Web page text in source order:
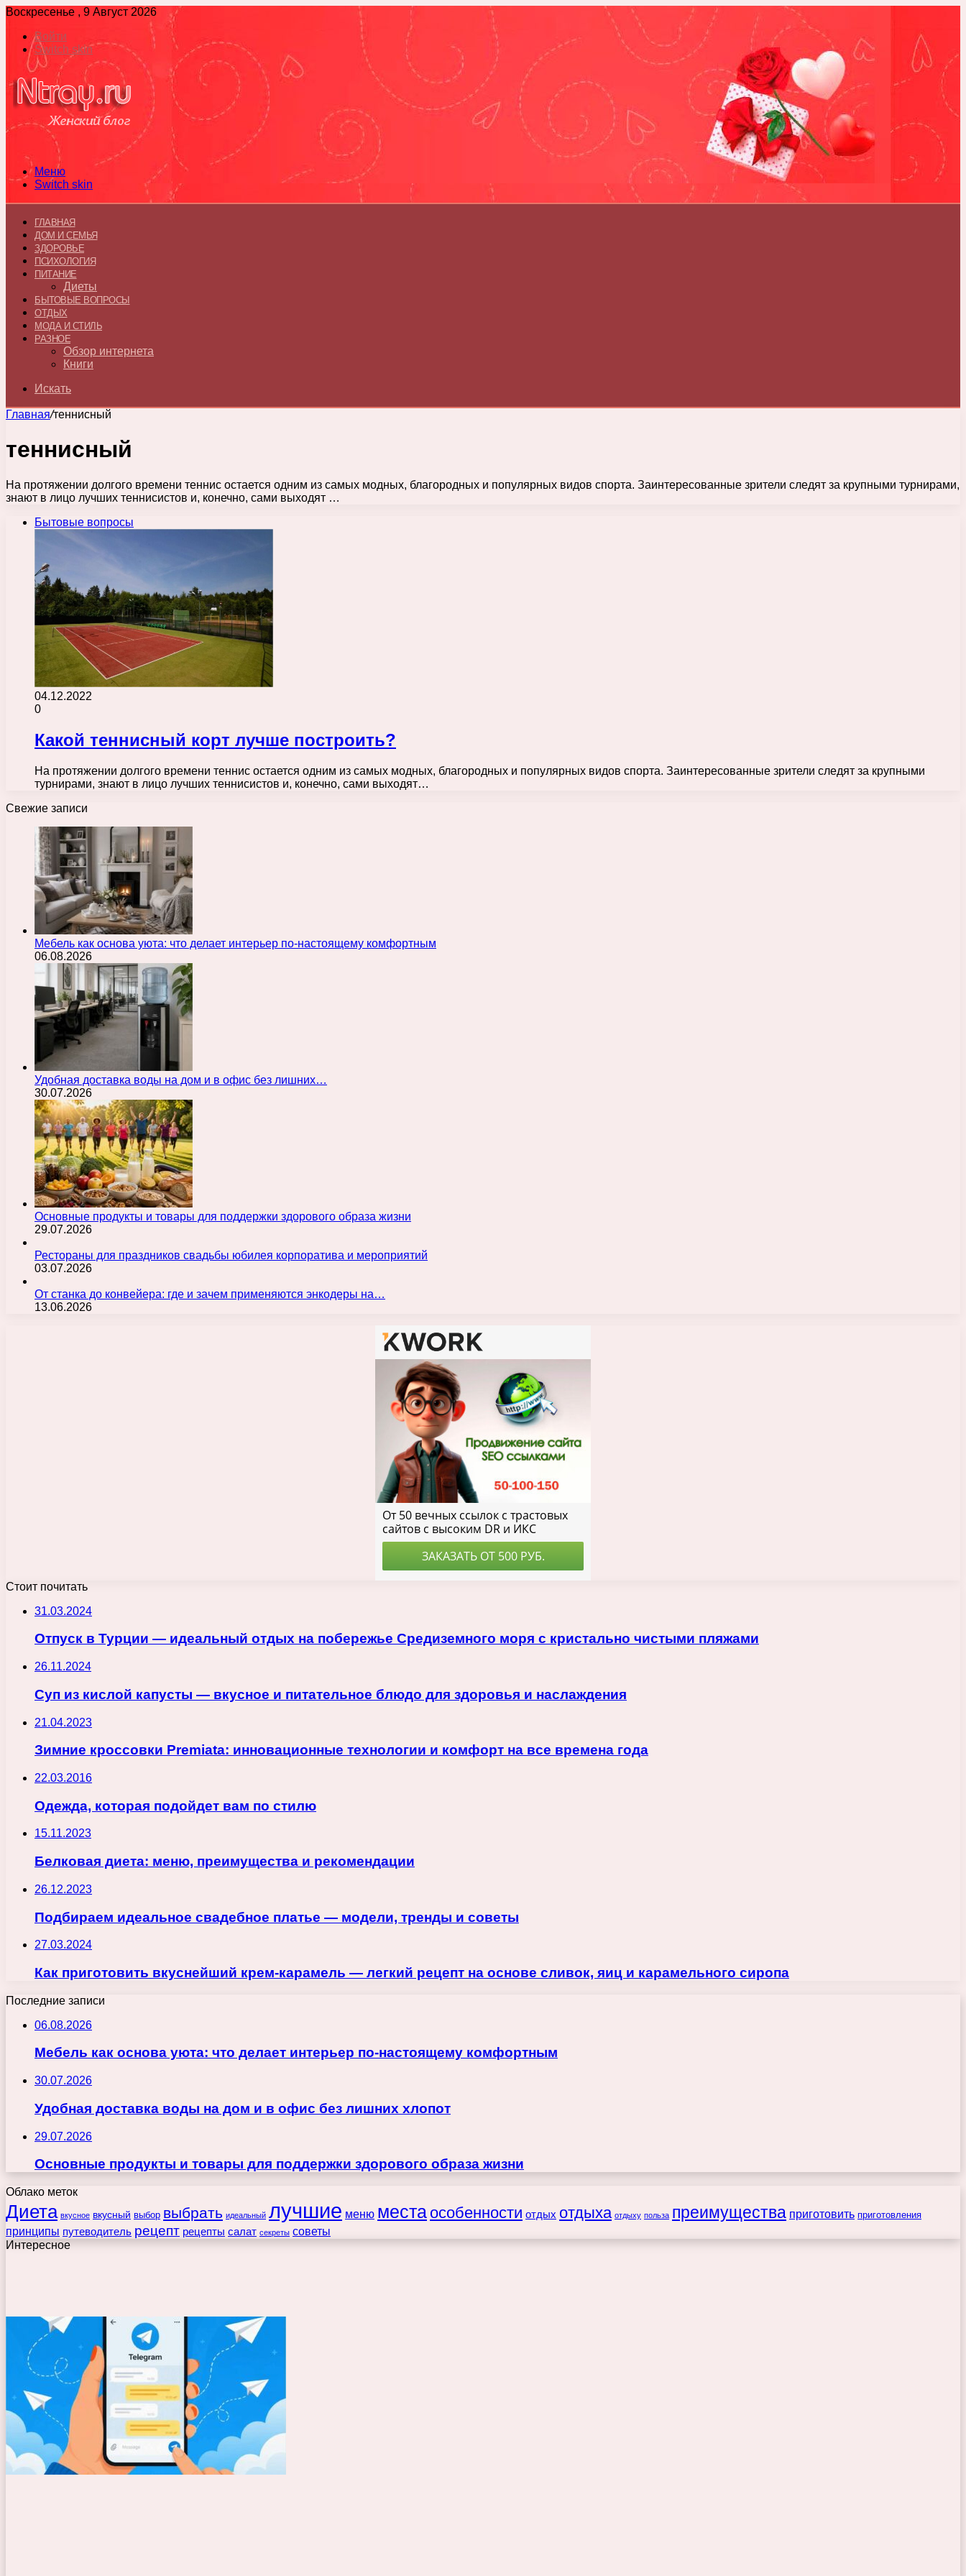
Воскресенье , 9 Август 2026
Войти
Switch skin
Меню
Switch skin
ГЛАВНАЯ
ДОМ И СЕМЬЯ
ЗДОРОВЬЕ
ПСИХОЛОГИЯ
ПИТАНИЕ
Диеты
БЫТОВЫЕ ВОПРОСЫ
ОТДЫХ
МОДА И СТИЛЬ
РАЗНОЕ
Обзор интернета
Книги
Искать
Главная/теннисный
теннисный
На протяжении долгого времени теннис остается одним из самых модных, благородных и популярных видов спорта. Заинтересованные зрители следят за крупными турнирами,
знают в лицо лучших теннисистов и, конечно, сами выходят …
Бытовые вопросы
04.12.2022
0
Какой теннисный корт лучше построить?
На протяжении долгого времени теннис остается одним из самых модных, благородных и популярных видов спорта. Заинтересованные зрители следят за крупными
турнирами, знают в лицо лучших теннисистов и, конечно, сами выходят…
Свежие записи
Мебель как основа уюта: что делает интерьер по-настоящему комфортным
06.08.2026
Удобная доставка воды на дом и в офис без лишних…
30.07.2026
Основные продукты и товары для поддержки здорового образа жизни
29.07.2026
Рестораны для праздников свадьбы юбилея корпоратива и мероприятий
03.07.2026
От станка до конвейера: где и зачем применяются энкодеры на…
13.06.2026
Стоит почитать
31.03.2024
Отпуск в Турции — идеальный отдых на побережье Средиземного моря с кристально чистыми пляжами
26.11.2024
Суп из кислой капусты — вкусное и питательное блюдо для здоровья и наслаждения
21.04.2023
Зимние кроссовки Premiata: инновационные технологии и комфорт на все времена года
22.03.2016
Одежда, которая подойдет вам по стилю
15.11.2023
Белковая диета: меню, преимущества и рекомендации
26.12.2023
Подбираем идеальное свадебное платье — модели, тренды и советы
27.03.2024
Как приготовить вкуснейший крем-карамель — легкий рецепт на основе сливок, яиц и карамельного сиропа
Последние записи
06.08.2026
Мебель как основа уюта: что делает интерьер по-настоящему комфортным
30.07.2026
Удобная доставка воды на дом и в офис без лишних хлопот
29.07.2026
Основные продукты и товары для поддержки здорового образа жизни
Облако меток
Диета вкусное вкусный выбор выбрать идеальный лучшие меню места особенности отдых отдыха отдыху польза преимущества приготовить приготовления
принципы путеводитель рецепт рецепты салат секреты советы
Интересное